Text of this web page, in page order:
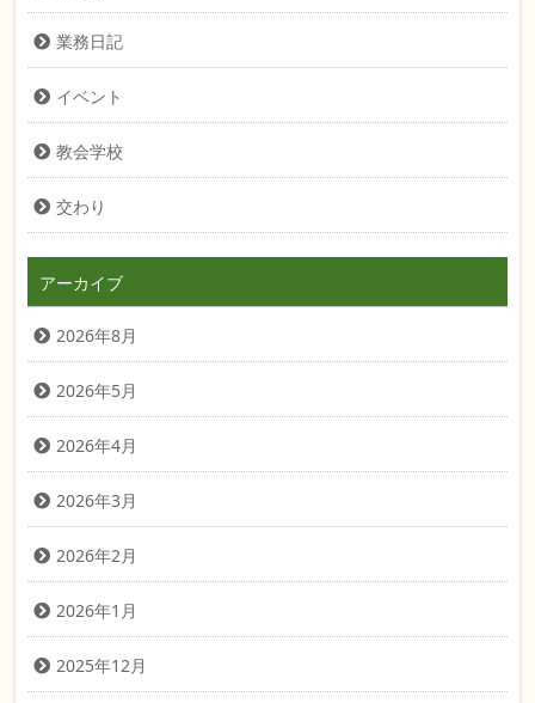
業務日記
イベント
教会学校
交わり
アーカイブ
2026年8月
2026年5月
2026年4月
2026年3月
2026年2月
2026年1月
2025年12月